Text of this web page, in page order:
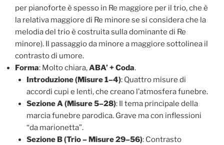
per pianoforte è spesso in Re maggiore per il trio, che è
la relativa maggiore di Re minore se si considera che la
melodia del trio è costruita sulla dominante di Re
minore). Il passaggio da minore a maggiore sottolinea il
contrasto di umore.
Forma: Molto chiara,ABA’ + Coda.
Introduzione (Misure 1–4): Quattro misure di
accordi cupi e lenti, che creano l’atmosfera funebre.
Sezione A (Misure 5–28): Il tema principale della
marcia funebre parodica. Grave ma con inflessioni
“da marionetta”.
Sezione B (Trio – Misure 29–56): Contrasto